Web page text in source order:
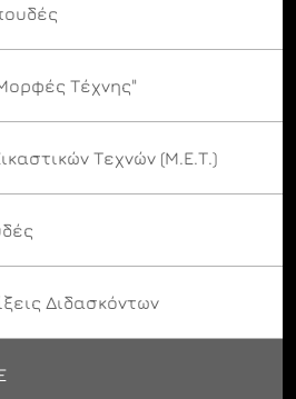
Τέχνης"
Τεχνών (Μ.Ε.Τ.)
Διδασκόντων